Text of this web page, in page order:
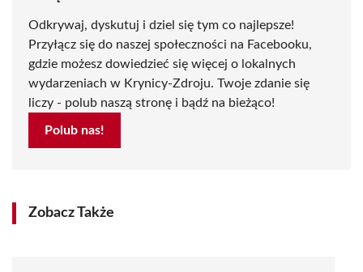
Odkrywaj, dyskutuj i dziel się tym co najlepsze!
Przyłącz się do naszej społeczności na Facebooku,
gdzie możesz dowiedzieć się więcej o lokalnych
wydarzeniach w Krynicy-Zdroju. Twoje zdanie się
liczy - polub naszą stronę i bądź na bieżąco!
Polub nas!
Zobacz Także